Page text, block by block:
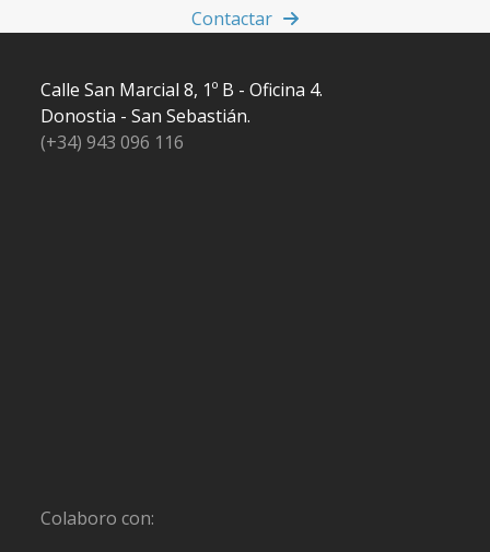
Contactar
Calle San Marcial 8, 1º B - Oficina 4.
Donostia - San Sebastián.
(+34) 943 096 116
Colaboro con: